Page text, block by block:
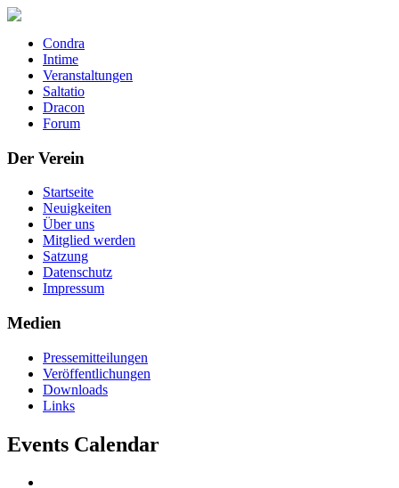
Condra
Intime
Veranstaltungen
Saltatio
Dracon
Forum
Der Verein
Startseite
Neuigkeiten
Über uns
Mitglied werden
Satzung
Datenschutz
Impressum
Medien
Pressemitteilungen
Veröffentlichungen
Downloads
Links
Events Calendar